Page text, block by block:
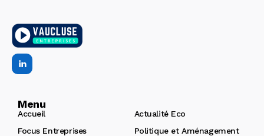
Menu
Accueil
Actualité Eco
Focus Entreprises
Politique et Aménagement